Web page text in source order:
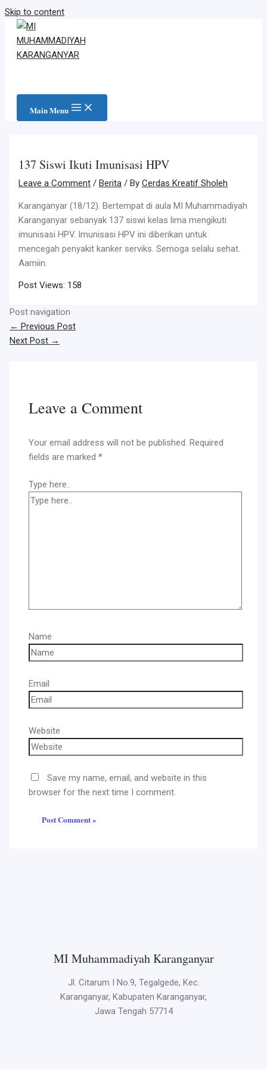
Skip to content
Main Menu
137 Siswi Ikuti Imunisasi HPV
Leave a Comment /Berita / ByCerdas Kreatif Sholeh
Karanganyar (18/12). Bertempat di aula MI Muhammadiyah
Karanganyar sebanyak 137 siswi kelas lima mengikuti
imunisasi HPV. Imunisasi HPV ini diberikan untuk
mencegah penyakit kanker serviks. Semoga selalu sehat.
Aamiin.
Post Views: 158
Post navigation
← Previous Post
Next Post →
Leave a Comment
Your email address will not be published. Required
fields are marked*
Type here..
Name
Email
Website
Save my name, email, and website in this
browser for the next time I comment.
MI Muhammadiyah Karanganyar
Jl. Citarum I No.9, Tegalgede, Kec.
Karanganyar, Kabupaten Karanganyar,
Jawa Tengah 57714